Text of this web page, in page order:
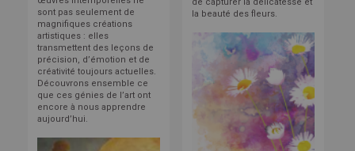
sont pas seulement de
magnifiques créations
artistiques : elles
transmettent des leçons de
précision, d’émotion et de
créativité toujours actuelles.
Découvrons ensemble ce
que ces génies de l’art ont
encore à nous apprendre
aujourd’hui.
la beauté des fleurs.